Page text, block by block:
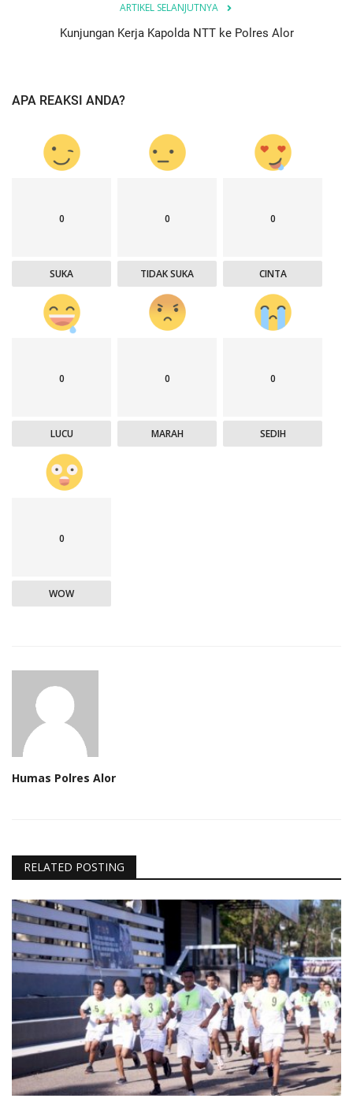
ARTIKEL SELANJUTNYA
Kunjungan Kerja Kapolda NTT ke Polres Alor
APA REAKSI ANDA?
0
SUKA
0
TIDAK SUKA
0
CINTA
0
LUCU
0
MARAH
0
SEDIH
0
WOW
Humas Polres Alor
RELATED POSTING